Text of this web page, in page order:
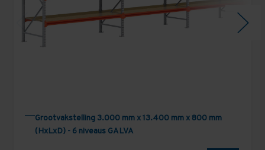
Grootvakstelling 3.000 mm x 13.400 mm x 800 mm
(HxLxD) - 6 niveaus GALVA